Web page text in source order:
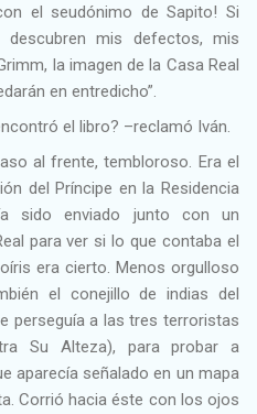
el seudónimo de Sapito! Si
mis defectos, mis
la imagen de la Casa Real
en entredicho”.
el libro? –reclamó Iván.
al frente, tembloroso. Era el
del Príncipe en la Residencia
sido enviado junto con un
para ver si lo que contaba el
era cierto. Menos orgulloso
el conejillo de indias del
perseguía a las tres terroristas
Su Alteza), para probar a
aparecía señalado en un mapa
Corrió hacia éste con los ojos